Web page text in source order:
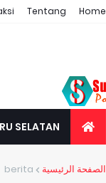
Home
Tentang
SELATAN
الصفحة الرئيسية berita